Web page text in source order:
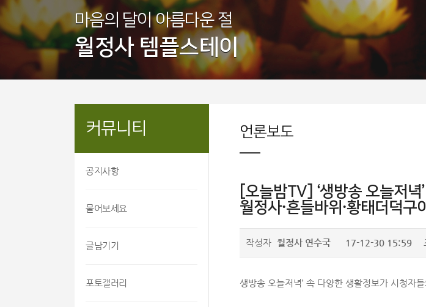
마음의 달이 아름다운 절
월정사 템플스테이
커뮤니티
공지사항
물어보세요
글남기기
포토갤러리
언론보도
[오늘밤TV] ‘생방송 오늘저
월정사·흔들바위·황태더덕구
작성자 월정사 연수국 17-12-30 15:59
생방송 오늘저녁’ 속 다양한 생활정보가 시청자